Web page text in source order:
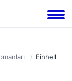
/ Einhell